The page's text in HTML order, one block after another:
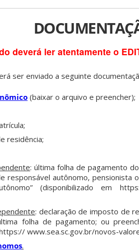
deverá ler atentamente o
ser enviado a seguinte
(baixar o arquivo e preencher);
residência;
: última folha de pagamento
responsável autônomo, pensionista
(disponibilizado em
: declaração de imposto de
folha de pagamento; ou
www.sea.sc.gov.br/novos-
.